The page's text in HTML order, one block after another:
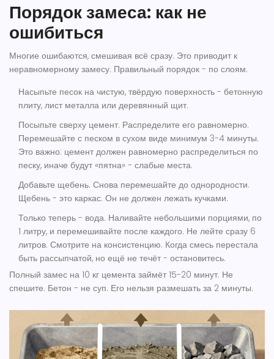
Порядок замеса: как не
ошибиться
Многие ошибаются, смешивая всё сразу. Это приводит к
неравномерному замесу. Правильный порядок - по слоям.
Насыпьте песок на чистую, твёрдую поверхность - бетонную
плиту, лист металла или деревянный щит.
Посыпьте сверху цемент. Распределите его равномерно.
Перемешайте с песком в сухом виде минимум 3-4 минуты.
Это важно: цемент должен равномерно распределиться по
песку, иначе будут «пятна» - слабые места.
Добавьте щебень. Снова перемешайте до однородности.
Щебень - это каркас. Он не должен лежать кучками.
Только теперь - вода. Наливайте небольшими порциями, по
1 литру, и перемешивайте после каждого. Не лейте сразу 6
литров. Смотрите на консистенцию. Когда смесь перестала
быть рассыпчатой, но ещё не течёт - остановитесь.
Полный замес на 10 кг цемента займёт 15-20 минут. Не
спешите. Бетон - не суп. Его нельзя размешать за 2 минуты.